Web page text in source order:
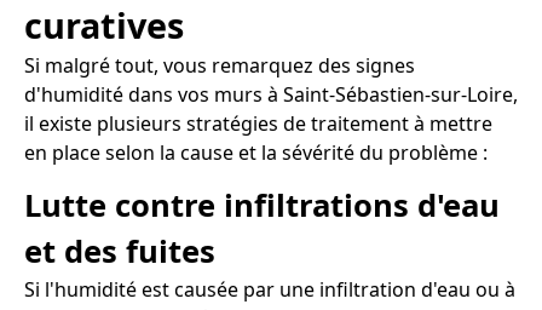
curatives
Si malgré tout, vous remarquez des signes
d'humidité dans vos murs à Saint-Sébastien-sur-Loire,
il existe plusieurs stratégies de traitement à mettre
en place selon la cause et la sévérité du problème :
Lutte contre infiltrations d'eau
et des fuites
Si l'humidité est causée par une infiltration d'eau ou à